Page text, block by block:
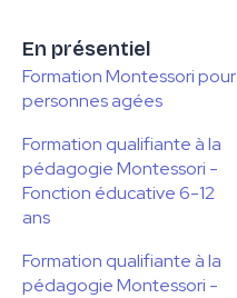
En présentiel
Formation Montessori pour
personnes agées
Formation qualifiante à la
pédagogie Montessori -
Fonction éducative 6-12
ans
Formation qualifiante à la
pédagogie Montessori -